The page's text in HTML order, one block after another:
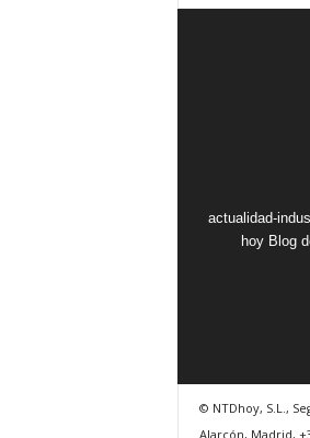
actualidad-
hoy Blog
© NTDhoy, S.L.,
Alarcón, Madrid,